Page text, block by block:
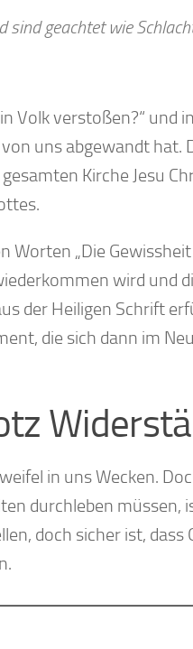
sind geachtet wie
Volk verstoßen?“ und
uns abgewandt hat.
Kirche Jesu
„Die Gewissheit
wird und
der Heiligen Schrift
die sich dann im
in uns Wecken.
durchleben müssen,
doch sicher ist,